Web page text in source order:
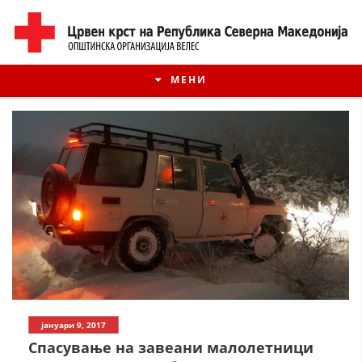
МЕНИ
ИСТОРИЈАТ НА ЦКРМ
ИСТОРИЈАТ НА ДВИЖЕЊЕТО
јануари 9, 2017
Спасување на завеани малолетници